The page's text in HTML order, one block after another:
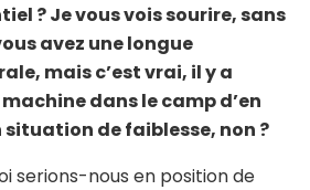
? Je vous vois sourire, sans
avez une longue
mais c’est vrai, il y a
dans le camp d’en
situation de faiblesse, non ?
serions-nous en position de